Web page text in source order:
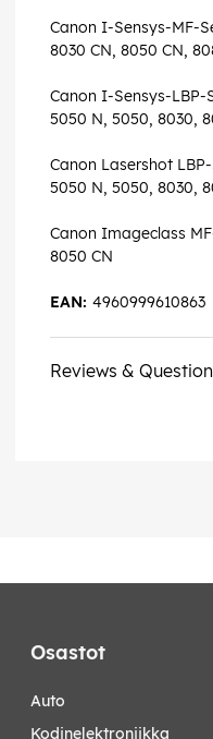
Canon I-Sensys-MF-
8030 CN, 8050 CN,
Canon I-Sensys-LBP-
5050 N, 5050, 8030,
Canon Lasershot
5050 N, 5050, 8030,
Canon Imageclass
8050 CN
4960999610863
EAN:
Reviews &
Osastot
auto
kodinelektroniikka